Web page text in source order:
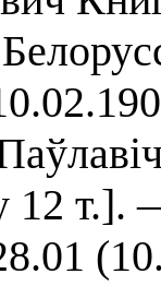
12